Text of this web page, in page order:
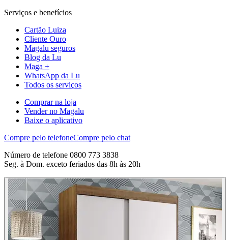
Serviços e benefícios
Cartão Luiza
Cliente Ouro
Magalu seguros
Blog da Lu
Maga +
WhatsApp da Lu
Todos os serviços
Comprar na loja
Vender no Magalu
Baixe o aplicativo
Compre pelo telefoneCompre pelo chat
Número de telefone 0800 773 3838
Seg. à Dom. exceto feriados das 8h às 20h